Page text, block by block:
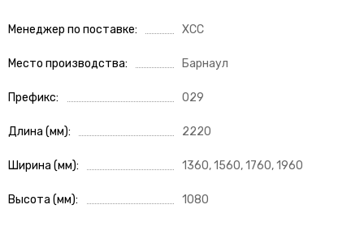
Менеджер по поставке ХСС
Место производства Барнаул
Префикс 029
Длина (мм) 2220
Ширина (мм) 1360, 1560, 1760, 1960
Высота (мм) 1080